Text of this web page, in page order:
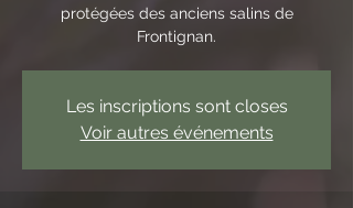
protégées des anciens salins de
Frontignan.
Les inscriptions sont closes
Voir autres événements